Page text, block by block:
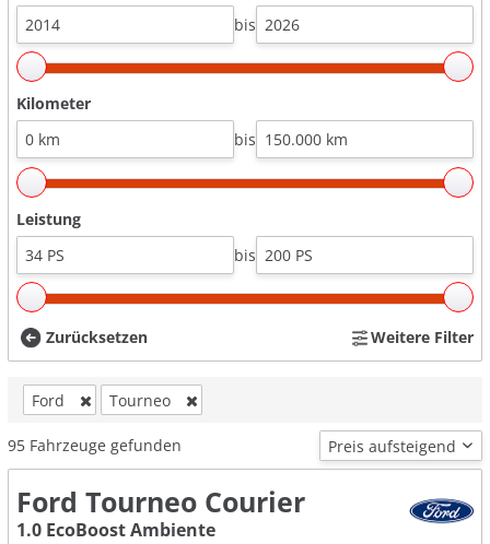
bis
Kilometer
bis
Leistung
bis
Zurücksetzen Weitere Filter
Ford Tourneo
95 Fahrzeuge gefunden
Ford Tourneo Courier
1.0 EcoBoost Ambiente